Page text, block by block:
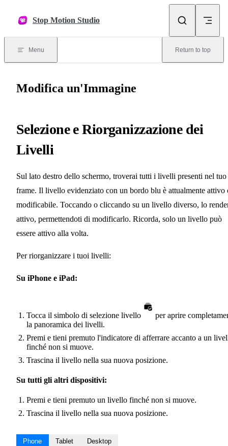
Stop Motion Studio
Menu Return to top
Modifica un'Immagine
Selezione e Riorganizzazione dei
Livelli
Sul lato destro dello schermo, troverai tutti i livelli presenti nel tuo
frame. Il livello evidenziato con un bordo blu è attualmente attivo
modificabile. Toccando o cliccando su un livello diverso, lo
attivo, permettendoti di modificarlo. Ricorda, solo un livello può
essere attivo alla volta.
Per riorganizzare i tuoi livelli:
Su iPhone e iPad:
Tocca il simbolo di selezione livello
per aprire
la panoramica dei livelli.
Premi e tieni premuto l'indicatore di afferrare accanto a un
finché non si muove.
Trascina il livello nella sua nuova posizione.
Su tutti gli altri dispositivi:
Premi e tieni premuto un livello finché non si muove.
Trascina il livello nella sua nuova posizione.
Phone Tablet Desktop